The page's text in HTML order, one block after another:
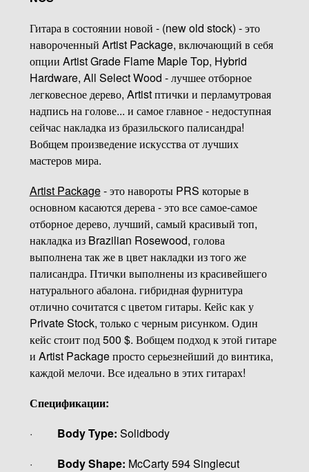
Гитара в состоянии новой - (new old stock) - это
навороченный Artist Package, включающий в себя
опции Artist Grade Flame Maple Top, Hybrid
Hardware, All Select Wood - лучшее отборное
легковесное дерево, Artist птички и перламутровая
надпись на голове... и самое главное - недоступная
сейчас накладка из бразильского палисандра!
Вобщем произведение искусства от лучших
мастеров мира.
Artist Package- это навороты PRS которые в
основном касаются дерева - это все самое-самое
отборное дерево, лучший, самый красивый топ,
накладка из Brazilian Rosewood, голова
выполнена так же в цвет накладки из того же
палисандра. Птички выполнены из красивейшего
натурального абалона. гибридная фурнитура
отлично сочитатся с цветом гитары. Кейс как у
Private Stock, только с черным рисунком. Один
кейс стоит под 500 $. Вобщем подход к этой гитаре
и Artist Package просто серьезнейший до винтика,
каждой мелочи. Все идеально в этих гитарах!
Спецификации:
· Body Type: Solidbody
· Body Shape: McCarty 594 Singlecut